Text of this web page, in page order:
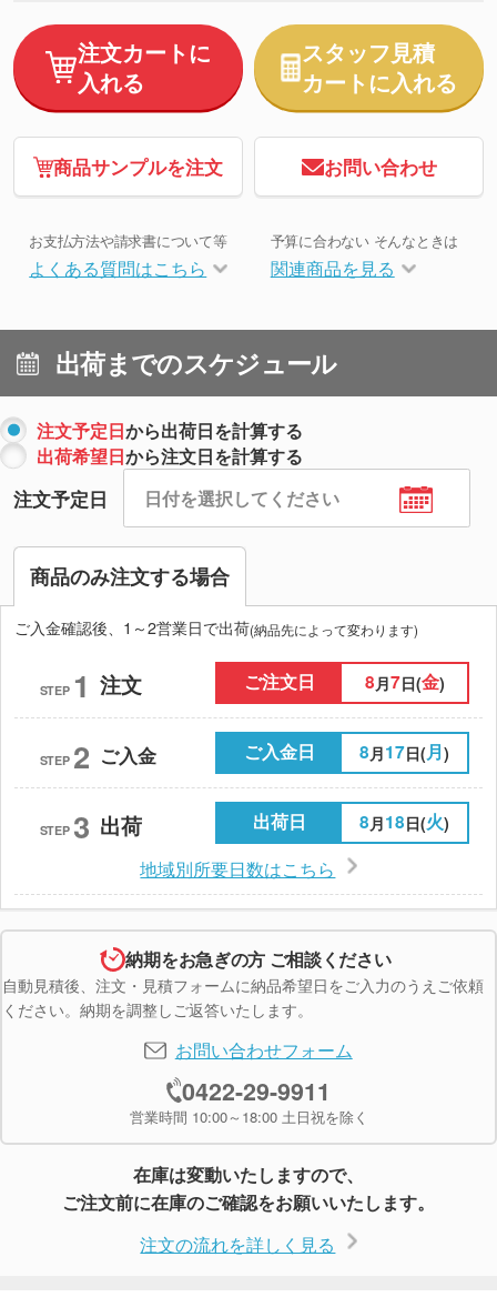
注文カートに
入れる
スタッフ見積
カートに入れる
商品サンプルを注文 お問い合わせ
お支払方法や請求書について等
よくある質問はこちら
予算に合わない そんなときは
関連商品を見る
出荷までのスケジュール
注文予定日から出荷日を計算する
出荷希望日から注文日を計算する
注文予定日
商品のみ注文する場合
ご入金確認後、1～2営業日で出荷(納品先によって変わります)
STEP 1 注文 ご注文日 8 月7日(金)
STEP 2 ご入金 ご入金日 8 月17日(月)
STEP 3 出荷 出荷日 8 月18日(火)
地域別所要日数はこちら
納期をお急ぎの方 ご相談ください
自動見積後、注文・見積フォームに納品希望日をご入力のうえご依頼
ください。納期を調整しご返答いたします。
お問い合わせフォーム
0422-29-9911
営業時間 10:00～18:00 土日祝を除く
在庫は変動いたしますので、
ご注文前に在庫のご確認をお願いいたします。
注文の流れを詳しく見る